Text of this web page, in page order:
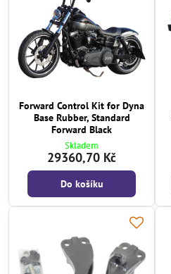
Forward Control Kit for Dyna
Base Rubber, Standard
Forward Black
Skladem
29360,70 Kč
Do košíku